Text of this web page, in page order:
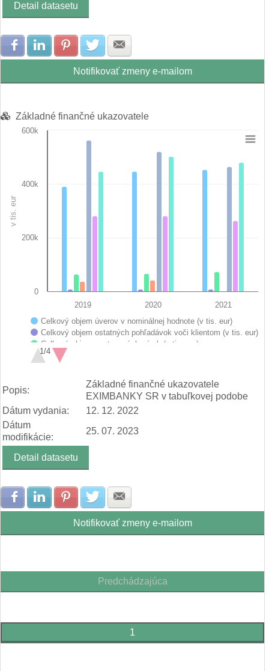
Detail datasetu
Zdielať na Facebook
Zdielať na LinkedIn
Zdielať na Pinterest
Zdielať na Twitter
Notifikovať zmeny e-mailom
Základné finančné ukazovatele
Bar chart with 7 data series.
View as data table, Chart
The chart has 1 X axis displaying categories.
The chart has 1 Y axis displaying v tis. eur. Data ranges from
v tis. eur
Celkový objem úverov v nominálnej hodnote (v tis. eur)
Celkový objem ostatných pohľadávok voči klientom (v tis. eur)
Celkový objem vystavených záruk (v tis. eur)
Celkový objem vystavených antikorona záruk (v tis. eur)
Vlastné imanie (v tis. eur)
Bilančná suma (v tis. eur)
1/4
2019 2020 2021
0
200k
400k
600k
Popis:
Základné finančné ukazovatele
EXIMBANKY SR v tabuľkovej podobe
Dátum vydania:
12. 12. 2022
Dátum
modifikácie:
25. 07. 2023
Detail datasetu
Zdielať na Facebook
Zdielať na LinkedIn
Zdielať na Pinterest
Zdielať na Twitter
Notifikovať zmeny e-mailom
Predchádzajúca
1